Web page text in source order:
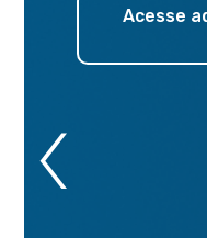
Acesse
‹